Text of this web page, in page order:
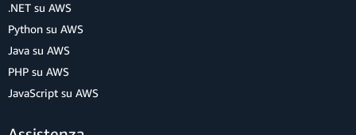
.NET su AWS
Python su AWS
Java su AWS
PHP su AWS
JavaScript su AWS